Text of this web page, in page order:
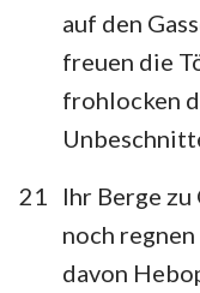
auf den
freuen die
frohlocken
21
Ihr Berge zu
noch regnen
davon